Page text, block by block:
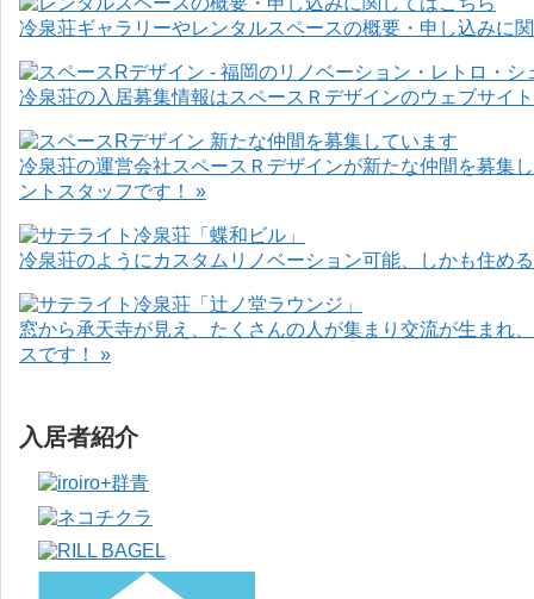
冷泉荘ギャラリーやレンタルスペースの概要・申し込みに
冷泉荘の入居募集情報はスペースＲデザインのウェブサイ
冷泉荘の運営会社スペースＲデザインが新たな仲間を募集
ントスタッフです！ »
冷泉荘のようにカスタムリノベーション可能、しかも住め
窓から承天寺が見え、たくさんの人が集まり交流が生まれ
スです！ »
入居者紹介